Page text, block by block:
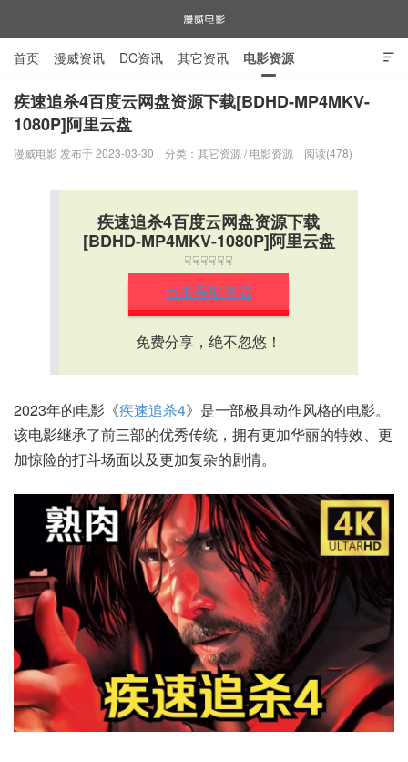
漫威电影

首页 漫威资讯 DC资讯 其它资讯 电影资源
电视剧资源 漫威图片
疾速追杀4百度云网盘资源下载[BDHD-MP4MKV-
1080P]阿里云盘
漫威电影 发布于 2023-03-30 分类： 其它资源 / 电影资源 阅读(478)
疾速追杀4百度云网盘资源下载
[BDHD-MP4MKV-1080P]阿里云盘
☟☟☟☟☟☟
点击获取资源
免费分享，绝不忽悠！
2023年的电影《疾速追杀4》是一部极具动作风格的电影。
该电影继承了前三部的优秀传统，拥有更加华丽的特效、更
加惊险的打斗场面以及更加复杂的剧情。